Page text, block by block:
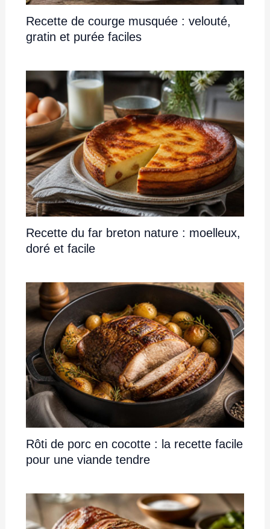
Recette de courge musquée : velouté,
gratin et purée faciles
Recette du far breton nature : moelleux,
doré et facile
Rôti de porc en cocotte : la recette facile
pour une viande tendre